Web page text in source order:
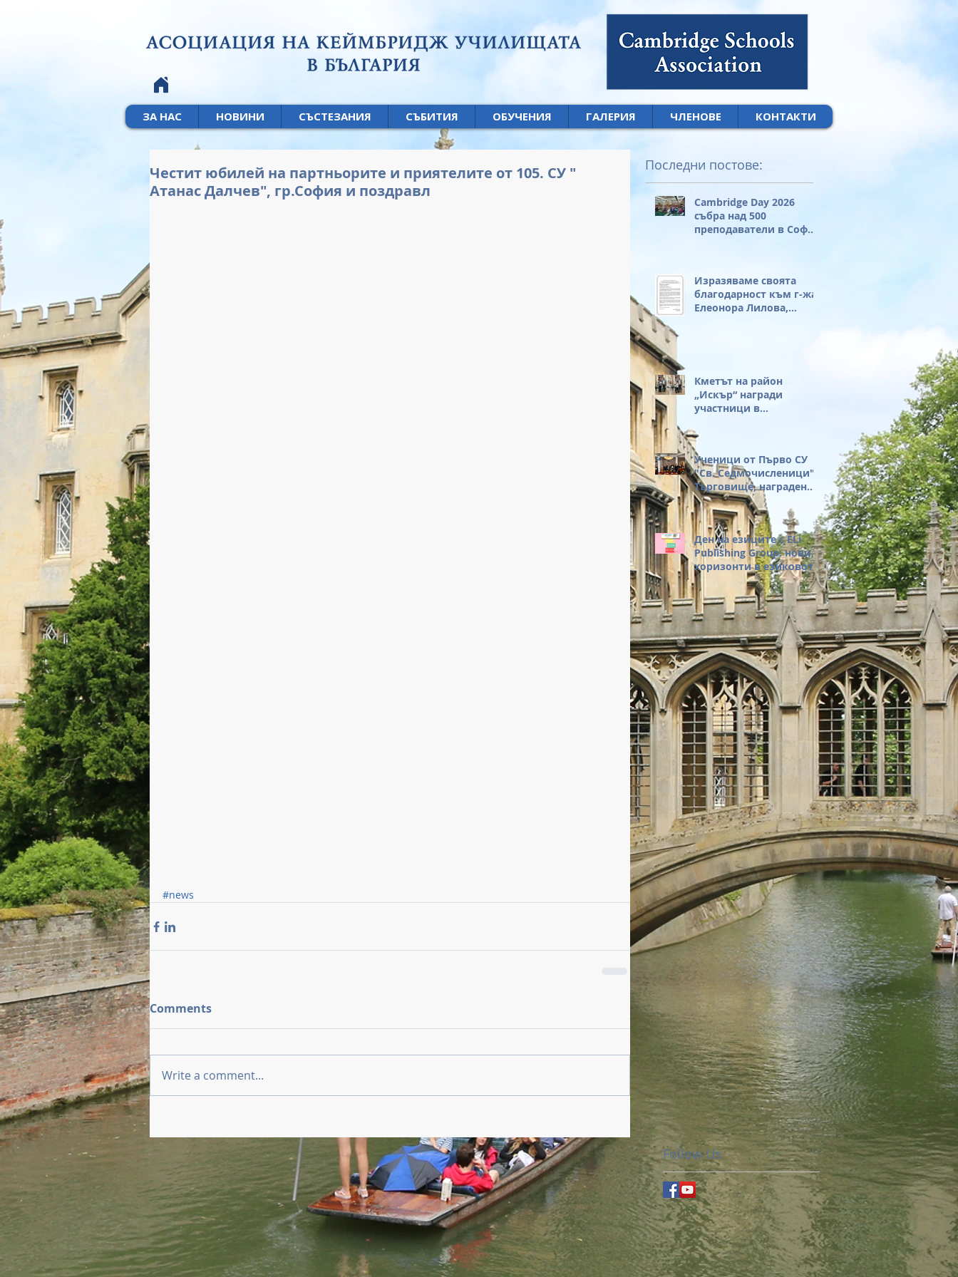
ЗА НАС НОВИНИ СЪСТЕЗАНИЯ СЪБИТИЯ ОБУЧЕНИЯ ГАЛЕРИЯ ЧЛЕНОВЕ КОНТАКТИ
Честит юбилей на партньорите и приятелите от 105. СУ "
Атанас Далчев", гр.София и поздравл
#news
Comments
Write a comment...
Последни постове:
Cambridge Day 2026
събра над 500
преподаватели в София
Изразяваме своята
благодарност към г-жа
Елеонора Лилова,
оказа с присъствието
си на нашето събитие.
Кметът на район
„Искър“ награди
участници в
Ученици от Първо СУ
"Св. Седмочисленици",
Търговище, наградени
за достойна постъпка
Ден на езиците с ELi
Publishing Group: нови
хоризонти в езиковото
обучение
Follow Us